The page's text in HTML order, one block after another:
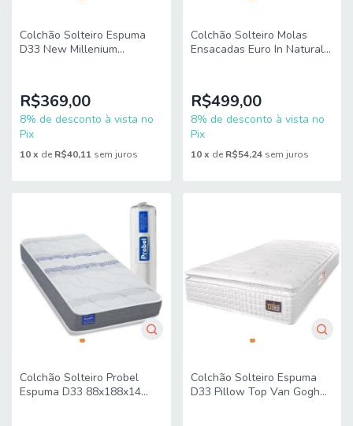
Colchão Solteiro Espuma
D33 New Millenium
R$369,00
8% de desconto à vista no
Pix
10x de R$40,11 sem juros
Colchão Solteiro Molas
Ensacadas Euro In Natural
R$499,00
8% de desconto à vista no
Pix
10 x de R$54,24 sem juros
Colchão Solteiro Probel
Espuma D33 88x188x14
Colchão Solteiro Espuma
D33 Pillow Top Van Gogh